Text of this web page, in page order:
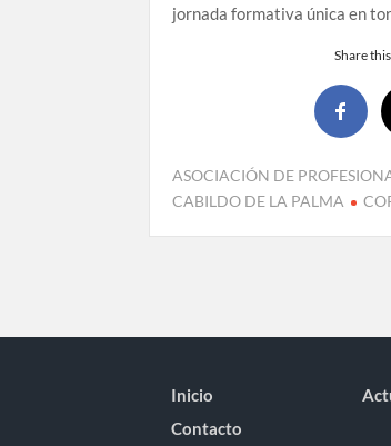
jornada formativa única en
Share
ASOCIACIÓN DE
CABILDO DE LA PALMA
Inicio
Contacto